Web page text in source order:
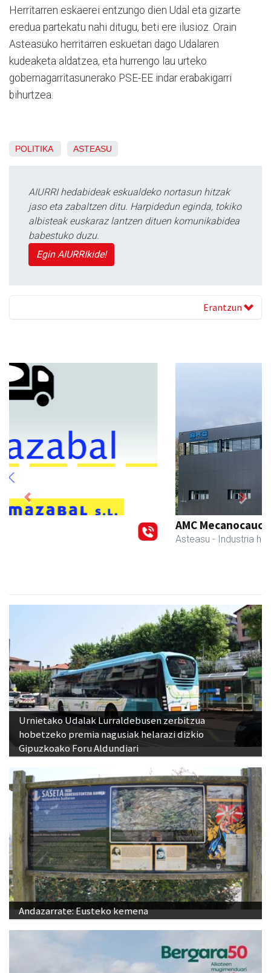
Herritarren eskaerei entzungo dien Udal eta gizarte
eredua partekatu nahi ditugu, beti ere ilusioz. Orain
Asteasuko herritarren eskuetan dago Udalaren
kudeaketa aldatzea, eta hurrengo lau urteko
gobernagarritasunerako PSE-EE indar erabakigarri
bihurtzea.
POLITIKA ASTEASU
AIURRI hedabideak eskualdeko nortasun hitzak
jaso eta zabaltzen ditu. Harpidedun eginda, tokiko
albisteak euskaraz lantzen dituen komunikabidea
babestuko duzu.
Egin AIURRIkide!
Erantzun
Previous Next
Urnietako Udalak Lurraldebusen zerbitzua
hobetzeko premia nagusiak helarazi dizkio
Gipuzkoako Foru Aldundiari
Andazarrate: Eusteko kemena